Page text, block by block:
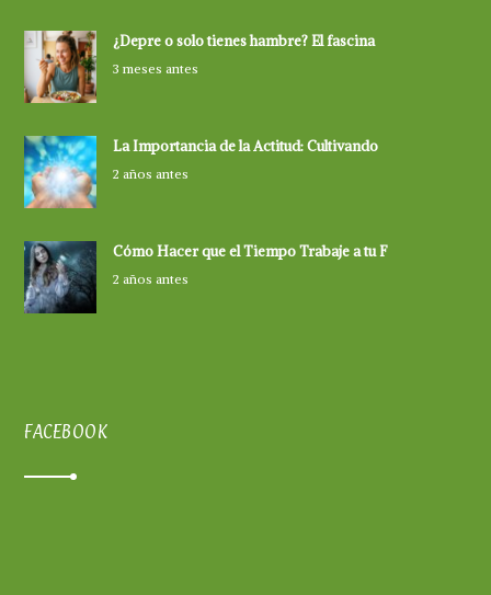
¿Depre o solo tienes hambre? El fascina
3 meses antes
La Importancia de la Actitud: Cultivando
2 años antes
Cómo Hacer que el Tiempo Trabaje a tu F
2 años antes
FACEBOOK